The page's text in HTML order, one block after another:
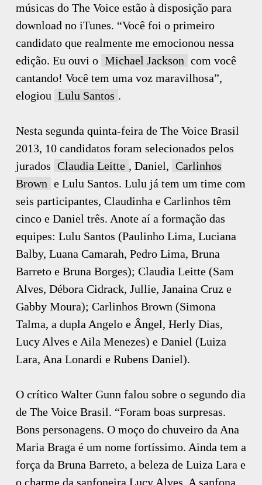
músicas do The Voice estão à disposição para
download no iTunes. “Você foi o primeiro
candidato que realmente me emocionou nessa
edição. Eu ouvi o Michael Jackson com você
cantando! Você tem uma voz maravilhosa”,
elogiou Lulu Santos .
Nesta segunda quinta-feira de The Voice Brasil
2013, 10 candidatos foram selecionados pelos
jurados Claudia Leitte , Daniel, Carlinhos
Brown e Lulu Santos. Lulu já tem um time com
seis participantes, Claudinha e Carlinhos têm
cinco e Daniel três. Anote aí a formação das
equipes: Lulu Santos (Paulinho Lima, Luciana
Balby, Luana Camarah, Pedro Lima, Bruna
Barreto e Bruna Borges); Claudia Leitte (Sam
Alves, Débora Cidrack, Jullie, Janaina Cruz e
Gabby Moura); Carlinhos Brown (Simona
Talma, a dupla Angelo e Ângel, Herly Dias,
Lucy Alves e Aila Menezes) e Daniel (Luiza
Lara, Ana Lonardi e Rubens Daniel).
O crítico Walter Gunn falou sobre o segundo dia
de The Voice Brasil. “Foram boas surpresas.
Bons personagens. O moço do chuveiro da Ana
Maria Braga é um nome fortíssimo. Ainda tem a
força da Bruna Barreto, a beleza de Luiza Lara e
o charme da sanfoneira Lucy Alves. A sanfona